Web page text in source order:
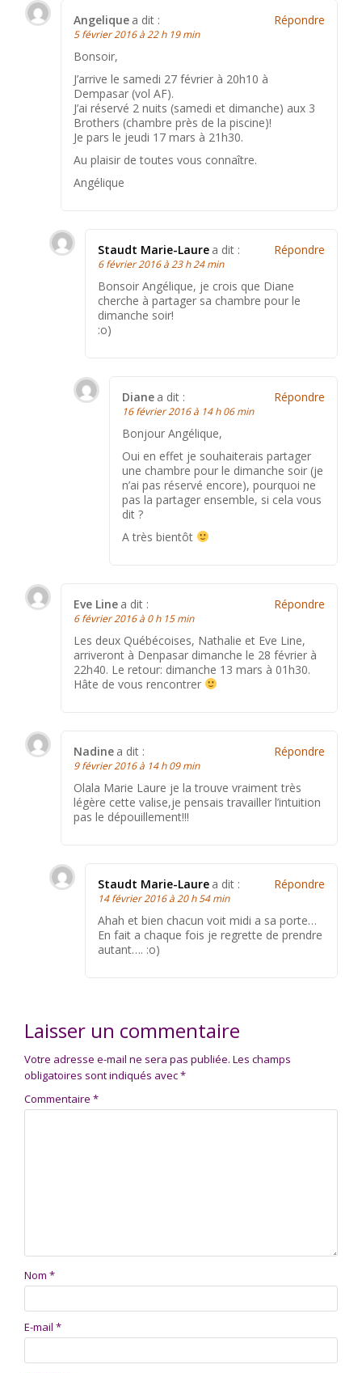
Angelique a dit :
5 février 2016 à 22 h 19 min
Bonsoir,
J’arrive le samedi 27 février à 20h10 à
Dempasar (vol AF).
J’ai réservé 2 nuits (samedi et dimanche) aux 3
Brothers (chambre près de la piscine)!
Je pars le jeudi 17 mars à 21h30.
Au plaisir de toutes vous connaître.
Angélique
Répondre
Staudt Marie-Laure a dit :
6 février 2016 à 23 h 24 min
Bonsoir Angélique, je crois que Diane
cherche à partager sa chambre pour le
dimanche soir!
:o)
Répondre
Diane a dit :
16 février 2016 à 14 h 06 min
Bonjour Angélique,
Oui en effet je souhaiterais partager
une chambre pour le dimanche soir (je
n’ai pas réservé encore), pourquoi ne
pas la partager ensemble, si cela vous
dit ?
A très bientôt
Répondre
Eve Line a dit :
6 février 2016 à 0 h 15 min
Les deux Québécoises, Nathalie et Eve Line,
arriveront à Denpasar dimanche le 28 février à
22h40. Le retour: dimanche 13 mars à 01h30.
Hâte de vous rencontrer
Répondre
Nadine a dit :
9 février 2016 à 14 h 09 min
Olala Marie Laure je la trouve vraiment très
légère cette valise,je pensais travailler l’intuition
pas le dépouillement!!!
Répondre
Staudt Marie-Laure a dit :
14 février 2016 à 20 h 54 min
Ahah et bien chacun voit midi a sa porte…
En fait a chaque fois je regrette de prendre
autant…. :o)
Répondre
Laisser un commentaire
Votre adresse e-mail ne sera pas publiée. Les champs
obligatoires sont indiqués avec*
Commentaire *
Nom *
E-mail *